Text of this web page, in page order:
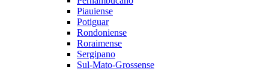
Piauiense
Potiguar
Rondoniense
Roraimense
Sergipano
Sul-Mato-Grossense